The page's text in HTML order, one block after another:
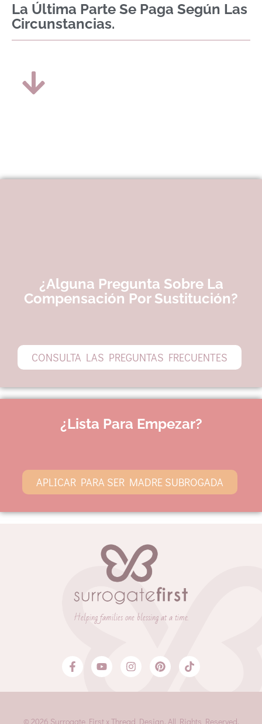
La Última Parte Se Paga Según Las
Circunstancias.
¿Alguna Pregunta Sobre La
Compensación Por Sustitución?
CONSULTA LAS PREGUNTAS FRECUENTES
¿Lista Para Empezar?
APLICAR PARA SER MADRE SUBROGADA
Helping families one blessing at a time.
© 2026 Surrogate First x Thread Design. All Rights Reserved.